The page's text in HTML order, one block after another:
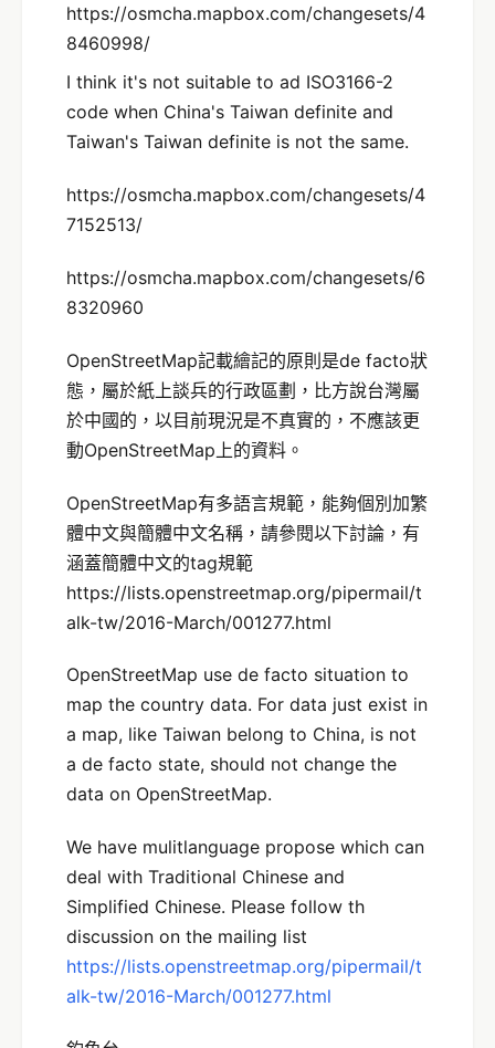
https://osmcha.mapbox.com/changesets/4
8460998/
I think it's not suitable to ad ISO3166-2
code when China's Taiwan definite and
Taiwan's Taiwan definite is not the same.
https://osmcha.mapbox.com/changesets/4
7152513/
https://osmcha.mapbox.com/changesets/6
8320960
OpenStreetMap記載繪記的原則是de facto狀
態，屬於紙上談兵的行政區劃，比方說台灣屬
於中國的，以目前現況是不真實的，不應該更
動OpenStreetMap上的資料。
OpenStreetMap有多語言規範，能夠個別加繁
體中文與簡體中文名稱，請參閱以下討論，有
涵蓋簡體中文的tag規範
https://lists.openstreetmap.org/pipermail/t
alk-tw/2016-March/001277.html
OpenStreetMap use de facto situation to
map the country data. For data just exist in
a map, like Taiwan belong to China, is not
a de facto state, should not change the
data on OpenStreetMap.
We have mulitlanguage propose which can
deal with Traditional Chinese and
Simplified Chinese. Please follow th
discussion on the mailing list
https://lists.openstreetmap.org/pipermail/t
alk-tw/2016-March/001277.html